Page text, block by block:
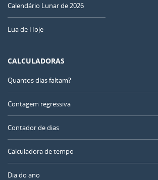
Calendário Lunar de 2026
Lua de Hoje
CALCULADORAS
Quantos dias faltam?
Contagem regressiva
Contador de dias
Calculadora de tempo
Dia do ano